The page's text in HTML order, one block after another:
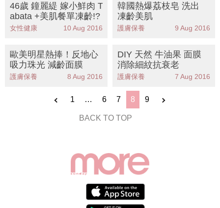
46歲 鐘麗緹 嫁小鮮肉 T
abata +美肌餐單凍齡!?
女性健康 10 Aug 2016
韓國熱爆荔枝皂 洗出
凍齡美肌
護膚保養 9 Aug 2016
歐美明星熱捧！反地心
吸力珠光 減齡面膜
護膚保養 8 Aug 2016
DIY 天然 牛油果 面膜
消除細紋抗衰老
護膚保養 7 Aug 2016
1 … 6 7 8 9
BACK TO TOP